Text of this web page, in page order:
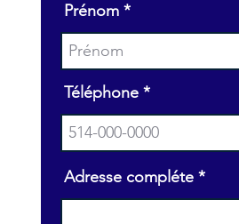
Prénom
Téléphone
Adresse compléte